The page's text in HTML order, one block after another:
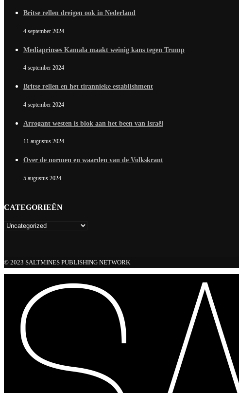
Britse rellen dreigen ook in Nederland
4 september 2024
Mediaprinses Kamala maakt weinig kans tegen Trump
4 september 2024
Britse rellen en het tirannieke establishment
4 september 2024
Arrogant westen is blok aan het been van Israël
11 augustus 2024
Over de normen en waarden van de Volkskrant
5 augustus 2024
CATEGORIEËN
© 2023 SALTMINES PUBLISHING NETWORK